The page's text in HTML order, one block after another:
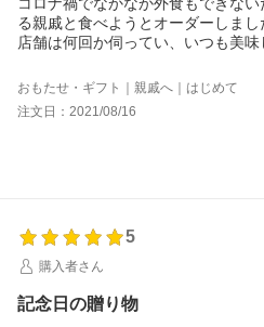
る親戚と食べようとオーダーしまし
店舗は何回か伺ってい、いつも美味
ので、お肉の質については安心し
たものも、とても柔らかく、さしが
火が通りすぎても、美味しくいただ
脂が多いともたれるかな、と赤身も
が、全然もたれることもないので
おもたせ・ギフト｜親戚へ｜はじめて
注文日：2021/08/16
5
購入者さん
記念日の贈り物